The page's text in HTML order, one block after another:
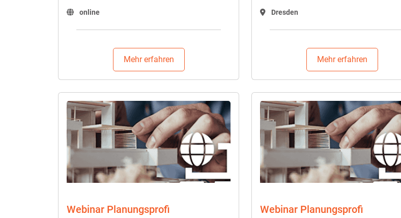
online
Mehr erfahren
Dresden
Mehr erfahren
Webinar Planungsprofi Webinar Planungsprofi